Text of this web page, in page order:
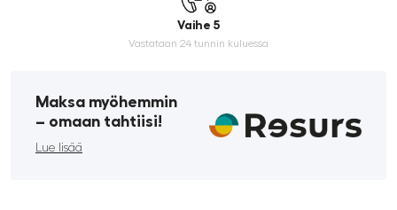
Vaihe 5
Vastataan 24 tunnin kuluessa
Maksa myöhemmin
­– omaan tahtiisi!
Lue lisää